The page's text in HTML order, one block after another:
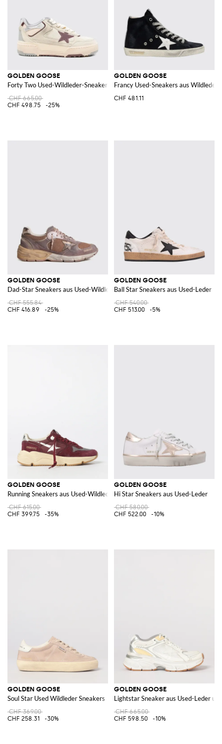
GOLDEN GOOSE
Forty Two Used-Wildleder-Sneakers
CHF 665.00
CHF 498.75
-25%
GOLDEN GOOSE
Francy Used-Sneakers aus Wildleder
CHF 481.11
GOLDEN GOOSE
Dad-Star Sneakers aus Used-Wildleder und Mesh
CHF 555.84
CHF 416.89
-25%
GOLDEN GOOSE
Ball Star Sneakers aus Used-Leder
CHF 540.00
CHF 513.00
-5%
GOLDEN GOOSE
Running Sneakers aus Used-Wildleder und Nylon
CHF 615.00
CHF 399.75
-35%
GOLDEN GOOSE
Hi Star Sneakers aus Used-Leder
CHF 580.00
CHF 522.00
-10%
GOLDEN GOOSE
Soul Star Used Wildleder Sneakers
CHF 369.00
CHF 258.31
-30%
GOLDEN GOOSE
Lightstar Sneaker aus Used-Leder
CHF 665.00
CHF 598.50
-10%